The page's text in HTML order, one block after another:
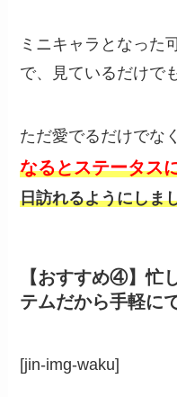
ミニキャラとなった
で、見ているだけで
ただ愛でるだけでな
なるとステータス
日訪れるようにしま
【おすすめ④】忙
テムだから手軽に
[jin-img-waku]